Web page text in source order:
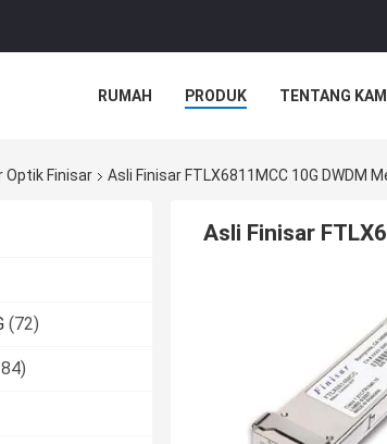
RUMAH PRODUK TENTANG KAMI
Optik Finisar Asli Finisar FTLX6811MCC 10G DWDM
(72)
Asli Finisar